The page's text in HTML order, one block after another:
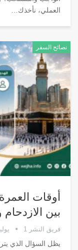
العملي، نأخذك
نصائح السفر
أوقات
بين الازدحام
فريق النشر 1 يوليو 10,
يظل السؤال الذي